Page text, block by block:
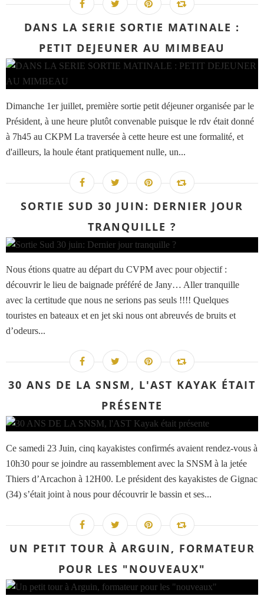
DANS LA SERIE SORTIE MATINALE :
PETIT DEJEUNER AU MIMBEAU
Dimanche 1er juillet, première sortie petit déjeuner organisée par le
Président, à une heure plutôt convenable puisque le rdv était donné
à 7h45 au CKPM La traversée à cette heure est une formalité, et
d'ailleurs, la houle étant pratiquement nulle, un...
SORTIE SUD 30 JUIN: DERNIER JOUR
TRANQUILLE ?
Nous étions quatre au départ du CVPM avec pour objectif :
découvrir le lieu de baignade préféré de Jany… Aller tranquille
avec la certitude que nous ne serions pas seuls !!!! Quelques
touristes en bateaux et en jet ski nous ont abreuvés de bruits et
d’odeurs...
30 ANS DE LA SNSM, L'AST KAYAK ÉTAIT
PRÉSENTE
Ce samedi 23 Juin, cinq kayakistes confirmés avaient rendez-vous à
10h30 pour se joindre au rassemblement avec la SNSM à la jetée
Thiers d’Arcachon à 12H00. Le président des kayakistes de Gignac
(34) s’était joint à nous pour découvrir le bassin et ses...
UN PETIT TOUR À ARGUIN, FORMATEUR
POUR LES "NOUVEAUX"